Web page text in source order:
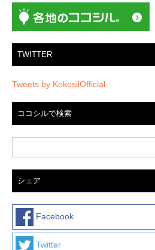
TWITTER
Tweets by KokosilOfficial
ココシルで検索
シェア
Facebook
Twitter